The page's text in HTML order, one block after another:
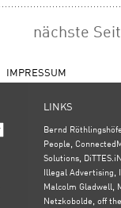
nächste
IMPRESSUM
LINKS
Bernd
People,
Solutions,
Illegal Advertising,
Malcolm Gladwell,
Netzkobolde, off